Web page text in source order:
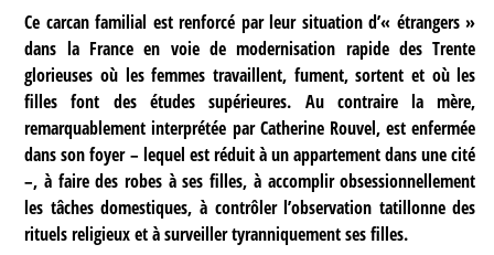
Ce carcan familial est renforcé par leur situation d’« étrangers »
dans la France en voie de modernisation rapide des Trente
glorieuses où les femmes travaillent, fument, sortent et où les
filles font des études supérieures. Au contraire la mère,
remarquablement interprétée par Catherine Rouvel, est enfermée
dans son foyer – lequel est réduit à un appartement dans une cité
–, à faire des robes à ses filles, à accomplir obsessionnellement
les tâches domestiques, à contrôler l’observation tatillonne des
rituels religieux et à surveiller tyranniquement ses filles.